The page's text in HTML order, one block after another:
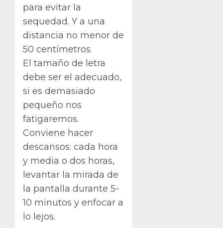
para evitar la
sequedad. Y a una
distancia no menor de
50 centímetros.
El tamaño de letra
debe ser el adecuado,
si es demasiado
pequeño nos
fatigaremos.
Conviene hacer
descansos: cada hora
y media o dos horas,
levantar la mirada de
la pantalla durante 5-
10 minutos y enfocar a
lo lejos.